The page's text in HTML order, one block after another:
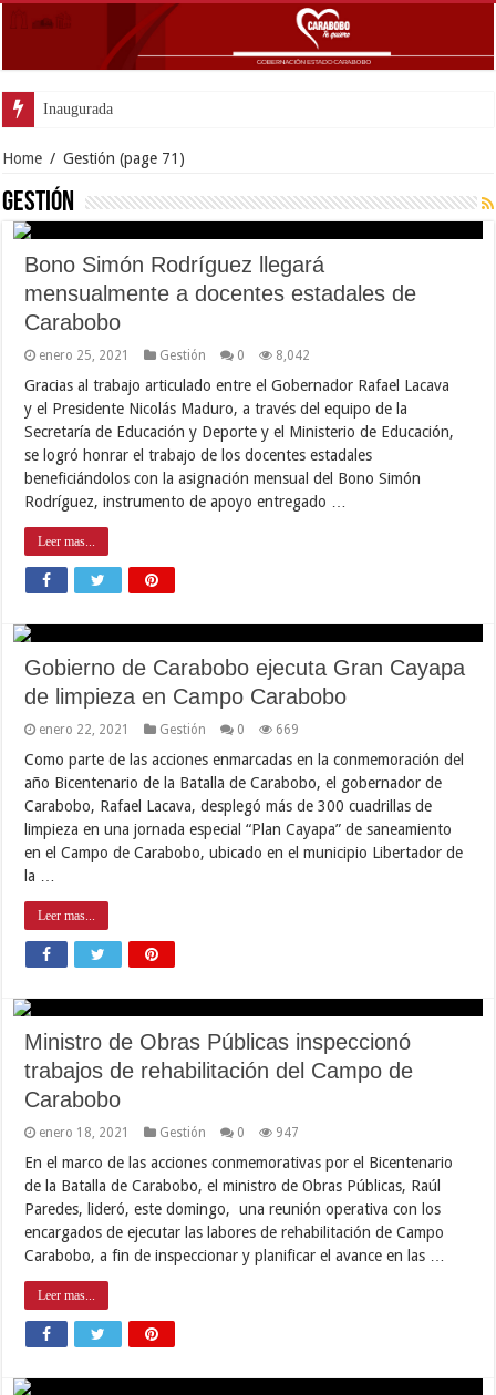
Inaugurada con éxito ofi
Home / Gestión (page 71)
Gestión
Bono Simón Rodríguez llegará
mensualmente a docentes estadales de
Carabobo
enero 25, 2021 Gestión 0 8,042
Gracias al trabajo articulado entre el Gobernador Rafael Lacava
y el Presidente Nicolás Maduro, a través del equipo de la
Secretaría de Educación y Deporte y el Ministerio de Educación,
se logró honrar el trabajo de los docentes estadales
beneficiándolos con la asignación mensual del Bono Simón
Rodríguez, instrumento de apoyo entregado …
Leer mas...
Gobierno de Carabobo ejecuta Gran Cayapa
de limpieza en Campo Carabobo
enero 22, 2021 Gestión 0 669
Como parte de las acciones enmarcadas en la conmemoración del
año Bicentenario de la Batalla de Carabobo, el gobernador de
Carabobo, Rafael Lacava, desplegó más de 300 cuadrillas de
limpieza en una jornada especial “Plan Cayapa” de saneamiento
en el Campo de Carabobo, ubicado en el municipio Libertador de
la …
Leer mas...
Ministro de Obras Públicas inspeccionó
trabajos de rehabilitación del Campo de
Carabobo
enero 18, 2021 Gestión 0 947
En el marco de las acciones conmemorativas por el Bicentenario
de la Batalla de Carabobo, el ministro de Obras Públicas, Raúl
Paredes, lideró, este domingo, una reunión operativa con los
encargados de ejecutar las labores de rehabilitación de Campo
Carabobo, a fin de inspeccionar y planificar el avance en las …
Leer mas...